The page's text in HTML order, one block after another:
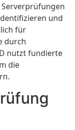
Serverprüfungen
und
für
durch
nutzt fundierte
die